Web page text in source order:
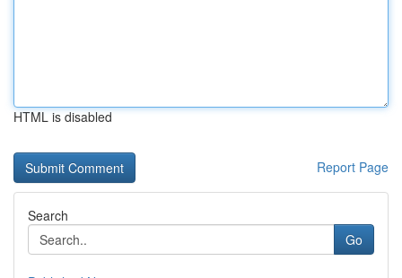
HTML is disabled
Report Page
Search
Go